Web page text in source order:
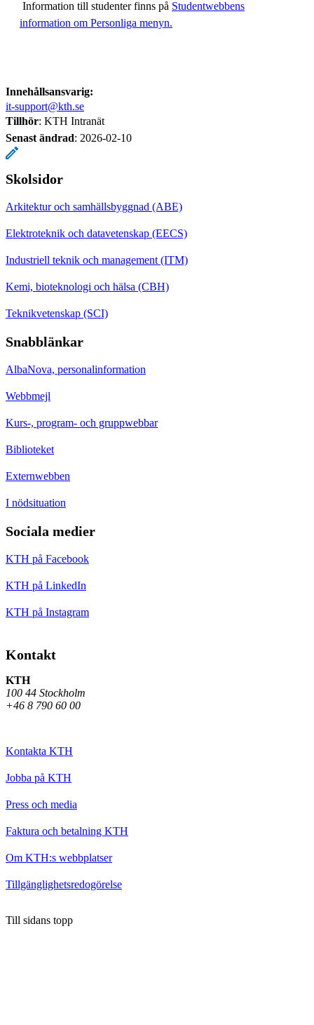
Information till studenter finns på Studentwebbens
information om Personliga menyn.
Innehållsansvarig:
it-support@kth.se
Tillhör: KTH Intranät
Senast ändrad: 2026-02-10
Skolsidor
Arkitektur och samhällsbyggnad (ABE)
Elektroteknik och datavetenskap (EECS)
Industriell teknik och management (ITM)
Kemi, bioteknologi och hälsa (CBH)
Teknikvetenskap (SCI)
Snabblänkar
AlbaNova, personalinformation
Webbmejl
Kurs-, program- och gruppwebbar
Biblioteket
Externwebben
I nödsituation
Sociala medier
KTH på Facebook
KTH på LinkedIn
KTH på Instagram
Kontakt
KTH
100 44 Stockholm
+46 8 790 60 00
Kontakta KTH
Jobba på KTH
Press och media
Faktura och betalning KTH
Om KTH:s webbplatser
Tillgänglighetsredogörelse
Till sidans topp